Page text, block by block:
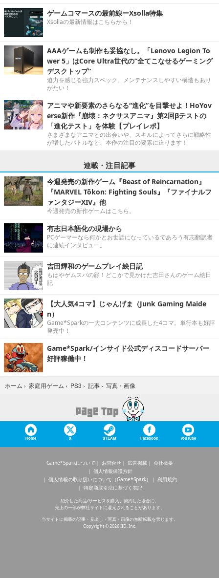
ゲームコマースの最前線ーXsolla特集
Xsollaの最新情報はこちらから！
AAAゲームも制作も妥協なし。「Lenovo Legion To
wer 5」はCore Ultra世代の“全てこなせるゲーミング
デスクトップ”
迫力を感じる強力スペック。メンテナンスしやすい構造もあり
がたい！
アニマや新要素のさらなる“進化”を目撃せよ！HoYov
erse新作『崩壊：ネクサスアニマ』第2回βテストの
「進化テスト」を体験【プレイレポ】
さまざまなアニマとの出会いや、スキルによってさらに戦略性
が増したバトルなど、本作の注目の要素に迫ります！
連載・注目記事
今週発売の新作ゲーム『Beast of Reincarnation』
『MARVEL Tōkon: Fighting Souls』『ファイナルフ
ァンタジーXIV』他
今週発売の新作ゲームはこちら。
有志日本語化の現場から
PCゲーマーなら何かとお世話になっているであろう有志翻訳者
に連続インタビュー。
吉田輝和のゲームプレイ絵日記
もはやゲムスパの顔！どこかで見かけた吉田さんのゲーム絵日
記
【大人気4コマ】じゃんげま（Junk Gaming Maide
n）
Game*Sparkの一大コンテンツに成長した4コマ。単行本も好評
発売中！
Game*Spark/インサイド公式ディスコードサーバー
好評稼働中！
ホーム › 家庭用ゲーム › PS3 › 記事 › 写真・画像
Home X STEAM Facebook YouTube
Game*Sparkについて お問合せ 広告掲載
会社概要
個人情報保護方針
個人情報の取り扱いについて（Game*Spark）
利用規約
特定商取引法に基づく表記
紹介した商品/サービスを購入、契約した場合に、
売上の一部が弊社サイトに還元されることがあります。
当サイトに掲載の記事・見出し・写真・画像の無断転載を禁じます。
Copyright © 2026 IID, Inc.